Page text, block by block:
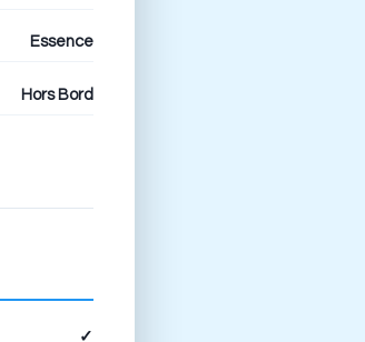
Essence
Hors Bord
✓